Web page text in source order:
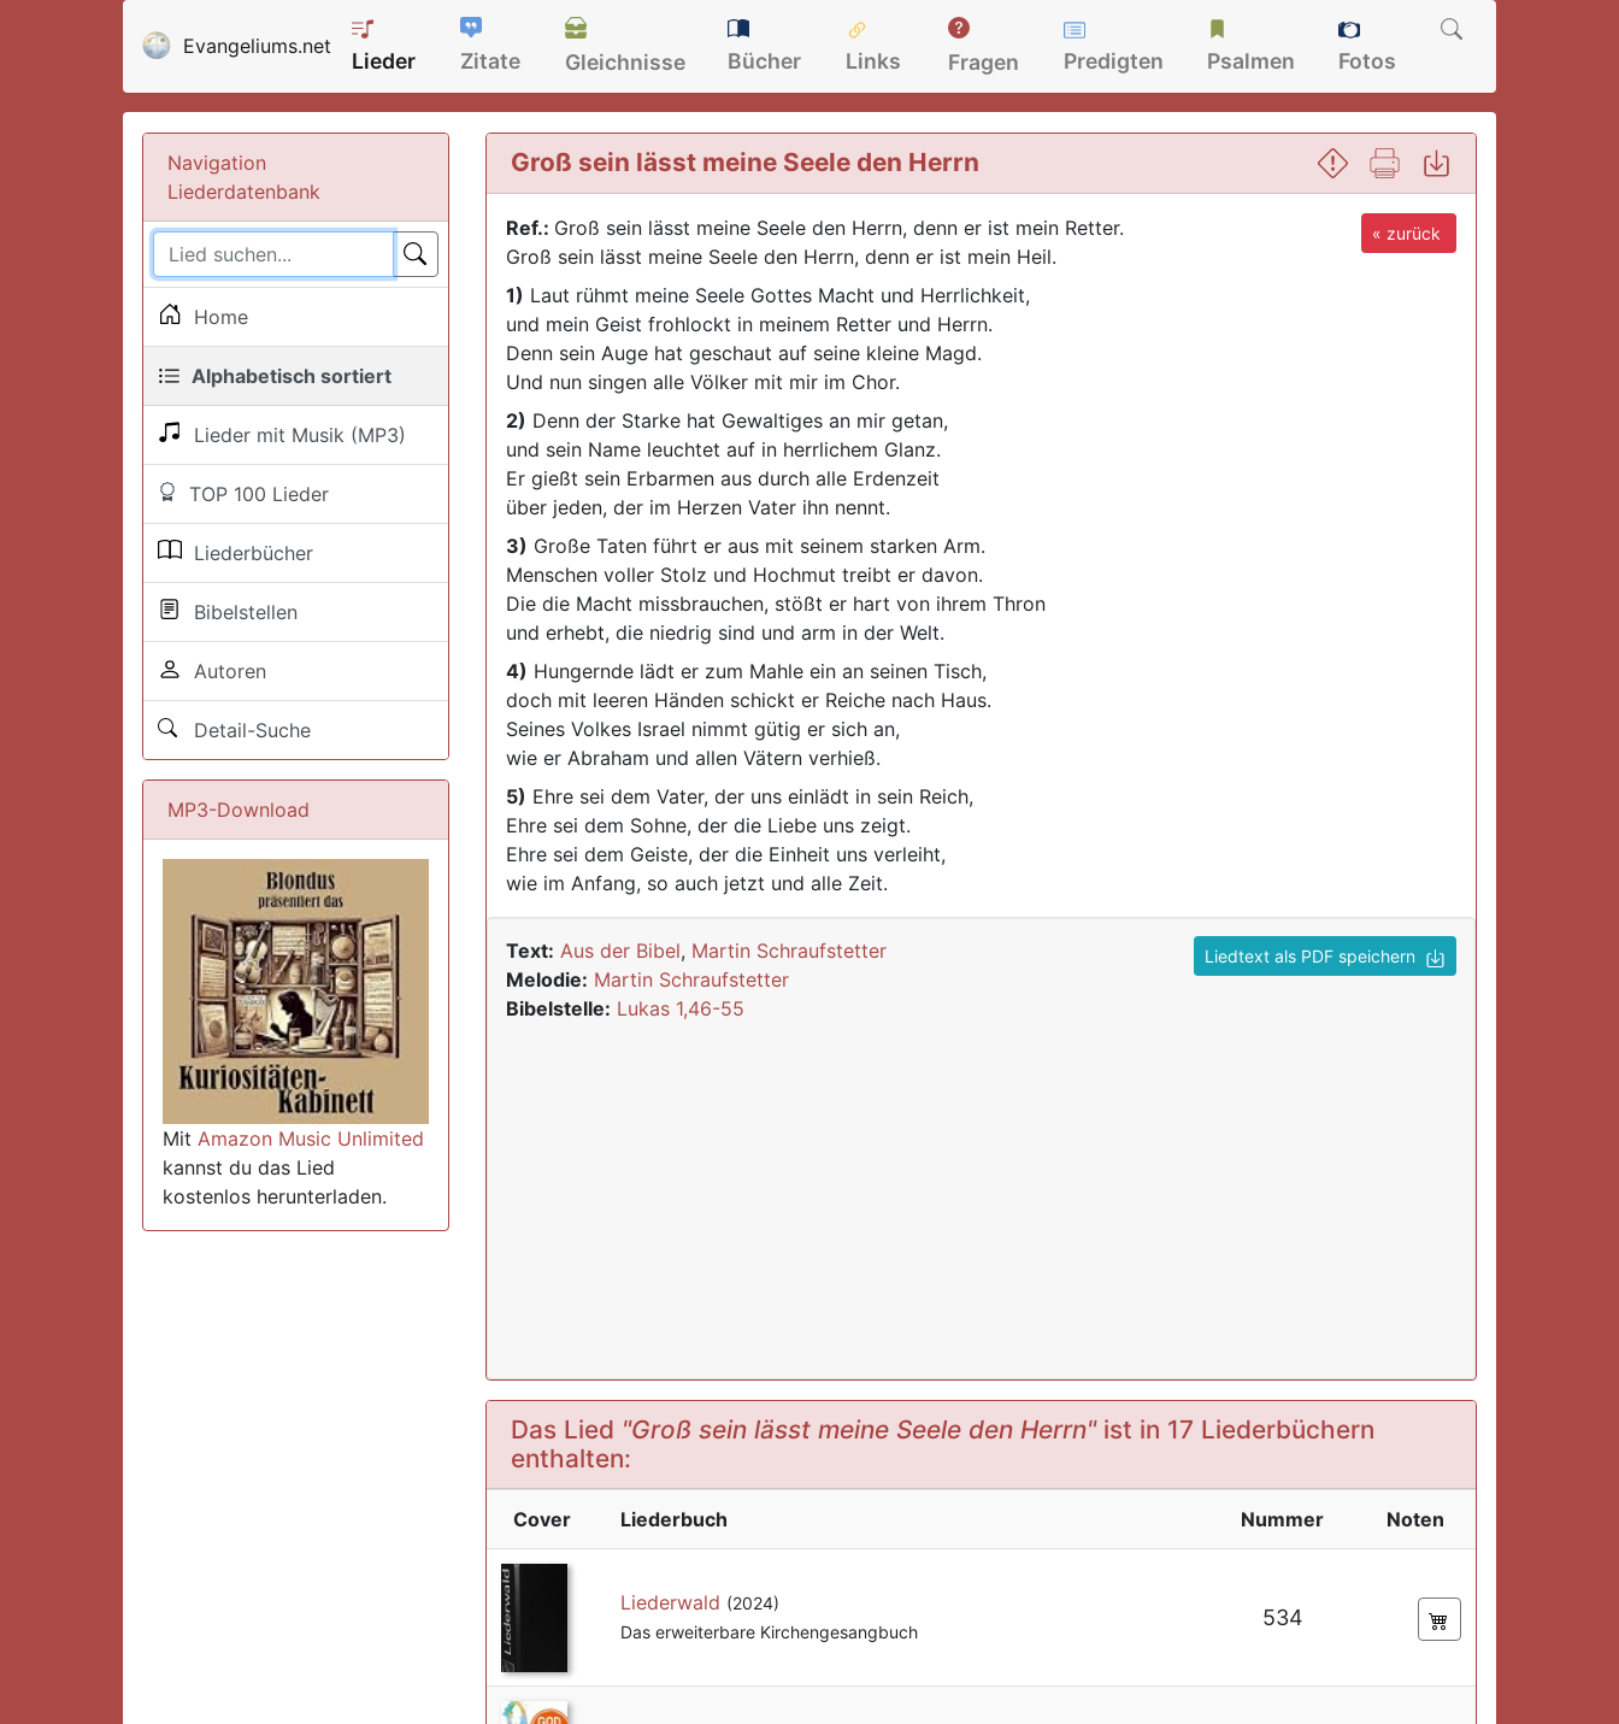
Evangeliums.net
Lieder Zitate Gleichnisse Bücher Links Fragen Predigten Psalmen Fotos
Navigation
Liederdatenbank
Home
Alphabetisch sortiert
Lieder mit Musik (MP3)
TOP 100 Lieder
Liederbücher
Bibelstellen
Autoren
Detail-Suche
MP3-Download
Mit Amazon Music Unlimited
kannst du das Lied
kostenlos herunterladen.
Groß sein lässt meine Seele den Herrn
« zurück
Ref.: Groß sein lässt meine Seele den Herrn, denn er ist mein Retter.
Groß sein lässt meine Seele den Herrn, denn er ist mein Heil.
1) Laut rühmt meine Seele Gottes Macht und Herrlichkeit,
und mein Geist frohlockt in meinem Retter und Herrn.
Denn sein Auge hat geschaut auf seine kleine Magd.
Und nun singen alle Völker mit mir im Chor.
2) Denn der Starke hat Gewaltiges an mir getan,
und sein Name leuchtet auf in herrlichem Glanz.
Er gießt sein Erbarmen aus durch alle Erdenzeit
über jeden, der im Herzen Vater ihn nennt.
3) Große Taten führt er aus mit seinem starken Arm.
Menschen voller Stolz und Hochmut treibt er davon.
Die die Macht missbrauchen, stößt er hart von ihrem Thron
und erhebt, die niedrig sind und arm in der Welt.
4) Hungernde lädt er zum Mahle ein an seinen Tisch,
doch mit leeren Händen schickt er Reiche nach Haus.
Seines Volkes Israel nimmt gütig er sich an,
wie er Abraham und allen Vätern verhieß.
5) Ehre sei dem Vater, der uns einlädt in sein Reich,
Ehre sei dem Sohne, der die Liebe uns zeigt.
Ehre sei dem Geiste, der die Einheit uns verleiht,
wie im Anfang, so auch jetzt und alle Zeit.
Liedtext als PDF speichern
Text: Aus der Bibel, Martin Schraufstetter
Melodie: Martin Schraufstetter
Bibelstelle: Lukas 1,46-55
Das Lied "Groß sein lässt meine Seele den Herrn"ist in 17 Liederbüchern
enthalten:
Cover Liederbuch Nummer Noten
Liederwald (2024)
Das erweiterbare Kirchengesangbuch
534